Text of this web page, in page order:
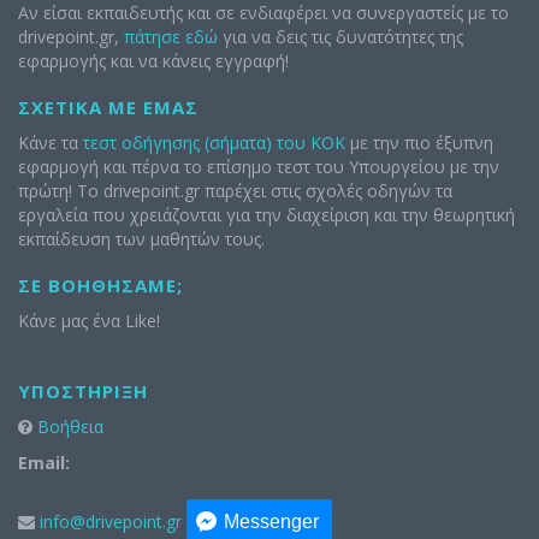
Αν είσαι εκπαιδευτής και σε ενδιαφέρει να συνεργαστείς με το
drivepoint.gr, πάτησε εδώ για να δεις τις δυνατότητες της
εφαρμογής και να κάνεις εγγραφή!
ΣΧΕΤΙΚΆ ΜΕ ΕΜΆΣ
Κάνε τα τεστ οδήγησης (σήματα) του ΚΟΚ με την πιο έξυπνη
εφαρμογή και πέρνα το επίσημο τεστ του Υπουργείου με την
πρώτη! Το drivepoint.gr παρέχει στις σχολές οδηγών τα
εργαλεία που χρειάζονται για την διαχείριση και την θεωρητική
εκπαίδευση των μαθητών τους.
ΣΕ ΒΟΗΘΉΣΑΜΕ;
Κάνε μας ένα Like!
ΥΠΟΣΤΉΡΙΞΗ
Βοήθεια
Email:
info@drivepoint.gr Messenger